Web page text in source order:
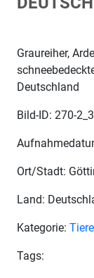
Graureiher,
Deutschland
Bild-ID: 270-
Ort/Stadt:
Land:
Kategorie: Tiere
Tags: